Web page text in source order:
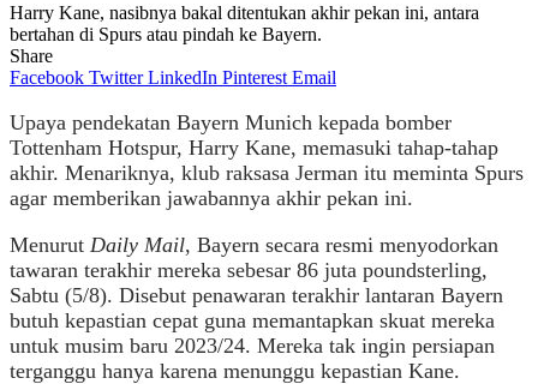
Harry Kane, nasibnya bakal ditentukan akhir pekan ini, antara
bertahan di Spurs atau pindah ke Bayern.
Share
Facebook Twitter LinkedIn Pinterest Email
Upaya pendekatan Bayern Munich kepada bomber
Tottenham Hotspur, Harry Kane, memasuki tahap-tahap
akhir. Menariknya, klub raksasa Jerman itu meminta Spurs
agar memberikan jawabannya akhir pekan ini.
Menurut Daily Mail, Bayern secara resmi menyodorkan
tawaran terakhir mereka sebesar 86 juta poundsterling,
Sabtu (5/8). Disebut penawaran terakhir lantaran Bayern
butuh kepastian cepat guna memantapkan skuat mereka
untuk musim baru 2023/24. Mereka tak ingin persiapan
terganggu hanya karena menunggu kepastian Kane.